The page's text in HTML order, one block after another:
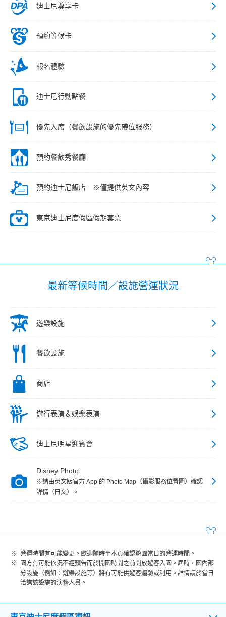
迪士尼尊享卡
預約等候卡
報名體驗
迪士尼行動點餐
優先入席（餐飲設施的優先帶位服務）
預約餐飲秀餐廳
預約迪士尼飯店 ※僅提供英文內容
東京迪士尼度假區假期套票
最新等候時間／設施營運狀況
遊樂設施
餐飲設施
商店
遊行表演＆娛樂表演
迪士尼明星迎賓會
Disney Photo
※請由英文版官方 App 的 Photo Map（攝影服務位置圖）確認
詳情（日文）。
營運時間有可能變更。歡迎隨時至本頁確認遊園當日的營運時間。
園方有可能依況不經預告而於開園時間之前開放遊客入園。屆時，園內部
分設施（例如：遊樂設施等）將有可能供遊客體驗或利用。詳情請於當日
洽詢該設施的演藝人員。